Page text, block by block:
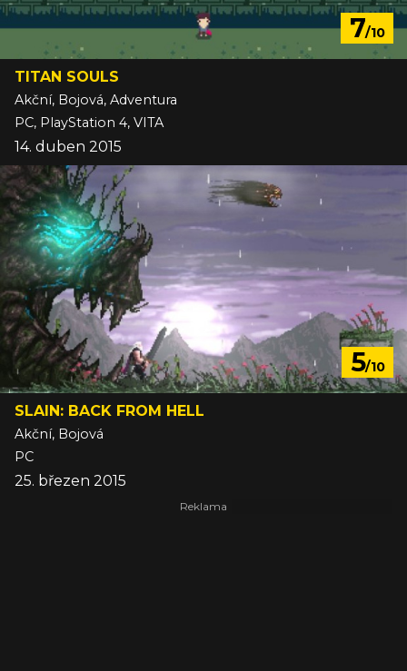
7/10
TITAN SOULS
Akční, Bojová, Adventura
PC, PlayStation 4, VITA
14. duben 2015
5/10
SLAIN: BACK FROM HELL
Akční, Bojová
PC
25. březen 2015